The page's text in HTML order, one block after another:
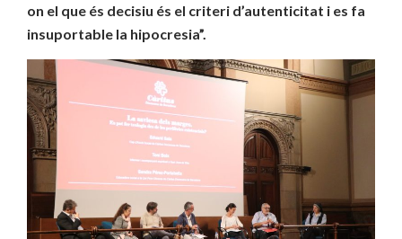
on el que és decisiu és el criteri d’autenticitat i es fa
insuportable la hipocresia”.